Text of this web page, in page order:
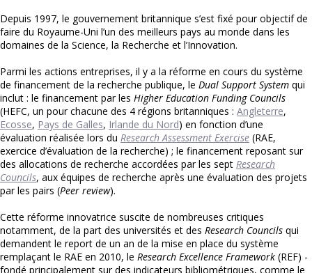
Depuis 1997, le gouvernement britannique s’est fixé pour objectif de
faire du Royaume-Uni l’un des meilleurs pays au monde dans les
domaines de la Science, la Recherche et l’Innovation.
Parmi les actions entreprises, il y a la réforme en cours du système
de financement de la recherche publique, le Dual Support System qui
inclut : le financement par les Higher Education Funding Councils
(HEFC, un pour chacune des 4 régions britanniques : Angleterre,
Ecosse, Pays de Galles, Irlande du Nord) en fonction d’une
évaluation réalisée lors du Research Assessment Exercise (RAE,
exercice d’évaluation de la recherche) ; le financement reposant sur
des allocations de recherche accordées par les sept Research
Councils, aux équipes de recherche après une évaluation des projets
par les pairs (Peer review).
Cette réforme innovatrice suscite de nombreuses critiques
notamment, de la part des universités et des Research Councils qui
demandent le report de un an de la mise en place du système
remplaçant le RAE en 2010, le Research Excellence Framework (REF) -
fondé principalement sur des indicateurs bibliométriques, comme le